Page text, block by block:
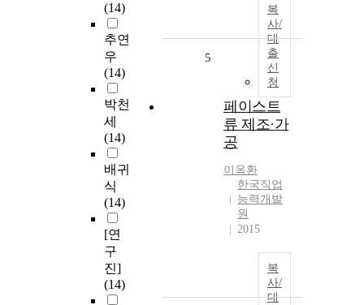
(14)
추연
우
(14)
박천
세
(14)
배귀
식
(14)
[연
구
진]
(14)
복
사/
대
출
신
청
5
페이스트
류 제조·가
공
이옥환
한국직업
능력개발
원
2015
복
사/
대